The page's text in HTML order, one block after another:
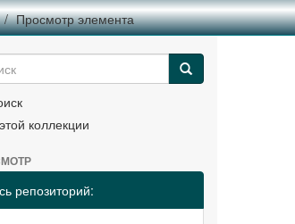
Просмотр элемента
коллекции
репозиторий: